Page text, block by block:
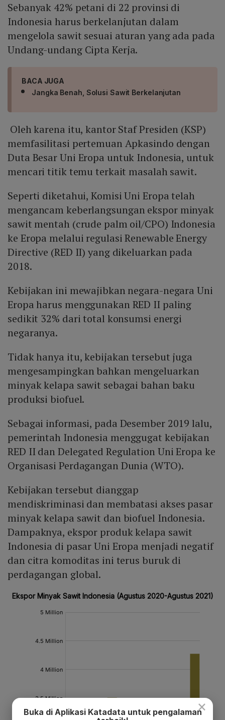
Sebanyak 42% petani di 22 provinsi di
Indonesia harus berkelanjutan dalam
mengelola sawit sesuai aturan yang ada pada
Undang-undang Cipta Kerja.
BACA JUGA
Jangka Benah, Solusi Sawit Berkelanjutan
Oleh karena itu, kantor Staf Presiden (KSP)
memfasilitasi pertemuan Apkasindo dengan
Duta Besar Uni Eropa untuk Indonesia, untuk
mencari titik temu terkait masalah sawit.
Seperti diketahui, Komisi Uni Eropa telah
mengancam keberlangsungan ekspor minyak
sawit mentah (crude palm oil/CPO) Indonesia
ke Eropa melalui regulasi Renewable Energy
Directive (RED II) yang dikeluarkan pada
2018.
Kebijakan ini mewajibkan negara-negara Uni
Eropa harus menggunakan RED II paling
sedikit 32% dari total konsumsi energi
negaranya.
Tidak hanya itu, kebijakan tersebut juga
mengesampingkan bahkan mengeluarkan
minyak kelapa sawit sebagai bahan baku
produksi biofuel.
Sebagai informasi, pada Desember 2019 lalu,
pemerintah Indonesia menggugat kebijakan
RED II dan Delegated Regulation Uni Eropa ke
Organisasi Perdagangan Dunia (WTO).
Kebijakan tersebut dianggap
mendiskriminasi dan membatasi akses pasar
minyak kelapa sawit dan biofuel Indonesia.
Dampaknya, ekspor produk kelapa sawit
Indonesia di pasar Uni Eropa menjadi negatif
dan citra komoditas ini terus buruk di
perdagangan global.
×
Buka di Aplikasi Katadata untuk pengalaman